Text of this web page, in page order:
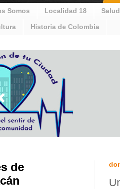
Somos Localidad 18
Historia de Colombia
de